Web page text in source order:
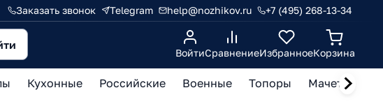
Заказать звонок Telegram help@nozhikov.ru +7 (495) 268-13-34
ВойтиСравнениеИзбранноеКорзина
Кухонные Российские Военные Топоры Мачете,